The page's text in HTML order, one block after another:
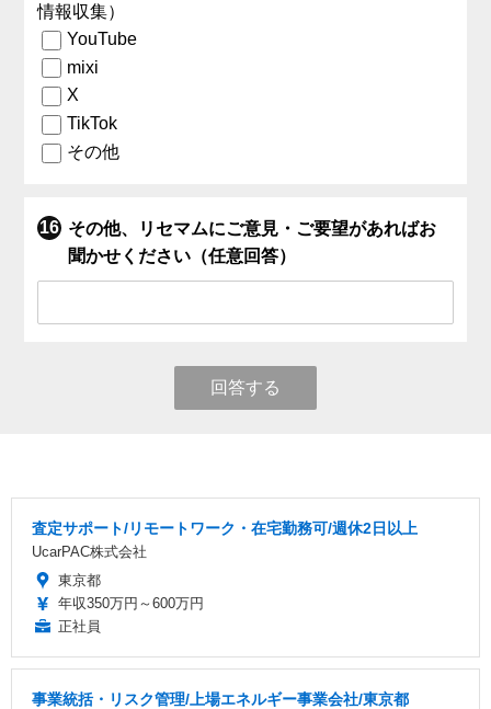
情報収集）
YouTube
mixi
X
TikTok
その他
その他、リセマムにご意見・ご要望があればお
聞かせください（任意回答）
回答する
査定サポート/リモートワーク・在宅勤務可/週休2日以上
UcarPAC株式会社
東京都
年収350万円～600万円
正社員
事業統括・リスク管理/上場エネルギー事業会社/東京都